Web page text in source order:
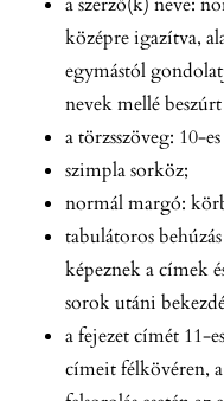
középre igazítva,
egymástól
nevek mellé
a törzsszöveg: 10-
szimpla sorköz;
normál margó:
tabulátoros
képeznek a címek
sorok utáni
a fejezet címét 11-
címeit félkövéren,